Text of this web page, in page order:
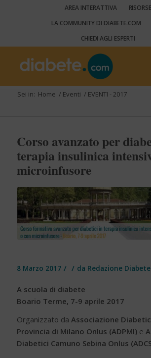
AREA INTERATTIVA
RISORSE
LA COMMUNITY DI DIABETE.COM
CHIEDI AGLI ESPERTI
Sei in: Home / Eventi / EVENTI - 2017
Corso avanzato per
terapia insulinica
microinfusore
8 Marzo 2017 / / da Redazione
A scuola di diabete
Boario Terme, 7-9 aprile 2017
Organizzato da Associazione
Provincia di Milano Onlus (ADPMI) e
Diabetici Camuno Sebina Onlus